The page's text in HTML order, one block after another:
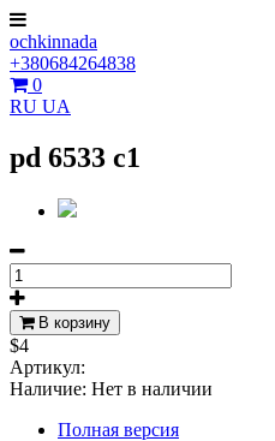
ochkinnada
+380684264838
0
RU UA
pd 6533 c1
В корзину
$4
Артикул:
Наличие: Нет в наличии
Полная версия